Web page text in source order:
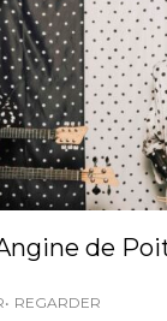
de
REGARDER